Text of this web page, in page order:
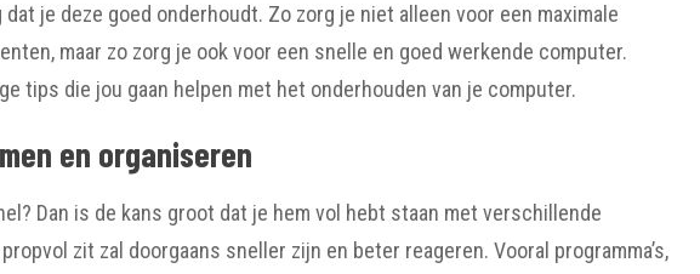
je deze goed onderhoudt. Zo zorg je niet alleen voor een maximale
maar zo zorg je ook voor een snelle en goed werkende computer.
tips die jou gaan helpen met het onderhouden van je computer.
en organiseren
Dan is de kans groot dat je hem vol hebt staan met verschillende
zit zal doorgaans sneller zijn en beter reageren. Vooral programma’s,